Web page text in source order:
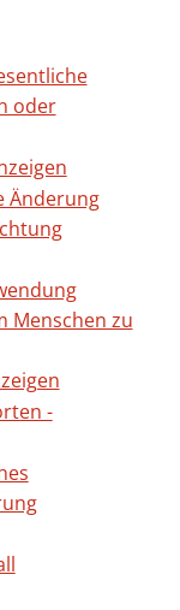
oder
Änderung
Menschen zu
-